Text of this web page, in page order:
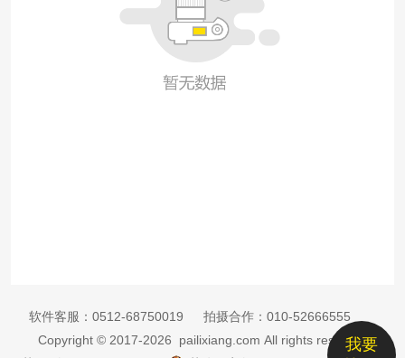
我要
软件客服： 0512-68750019 拍摄合作： 010-52666555
Copyright © 2017-2026 pailixiang.com All rights reserved